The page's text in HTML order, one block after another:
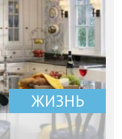
ЖИЗНЬ